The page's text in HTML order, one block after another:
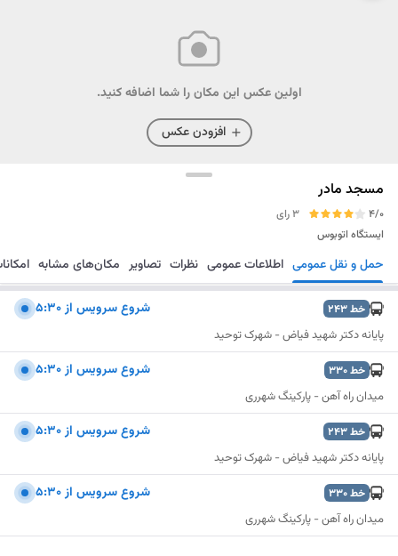
اولین عکس این مکان را شما اضافه کنید.
افزودن عکس
مسجد مادر
4/0
3 رای
ایستگاه اتوبوس
مسیریابی ذخیره ارسال حمل و نقل عمومی اطلاعات عمومی نظرات تصاویر مکان‌های مشابه
خط243 شروع سرويس از 5:30
پایانه دکتر شهید فیاض - شهرک توحید
خط330 شروع سرويس از 5:30
میدان راه آهن - پارکینگ شهرری
خط243 شروع سرويس از 5:30
پایانه دکتر شهید فیاض - شهرک توحید
خط330 شروع سرويس از 5:30
میدان راه آهن - پارکینگ شهرری